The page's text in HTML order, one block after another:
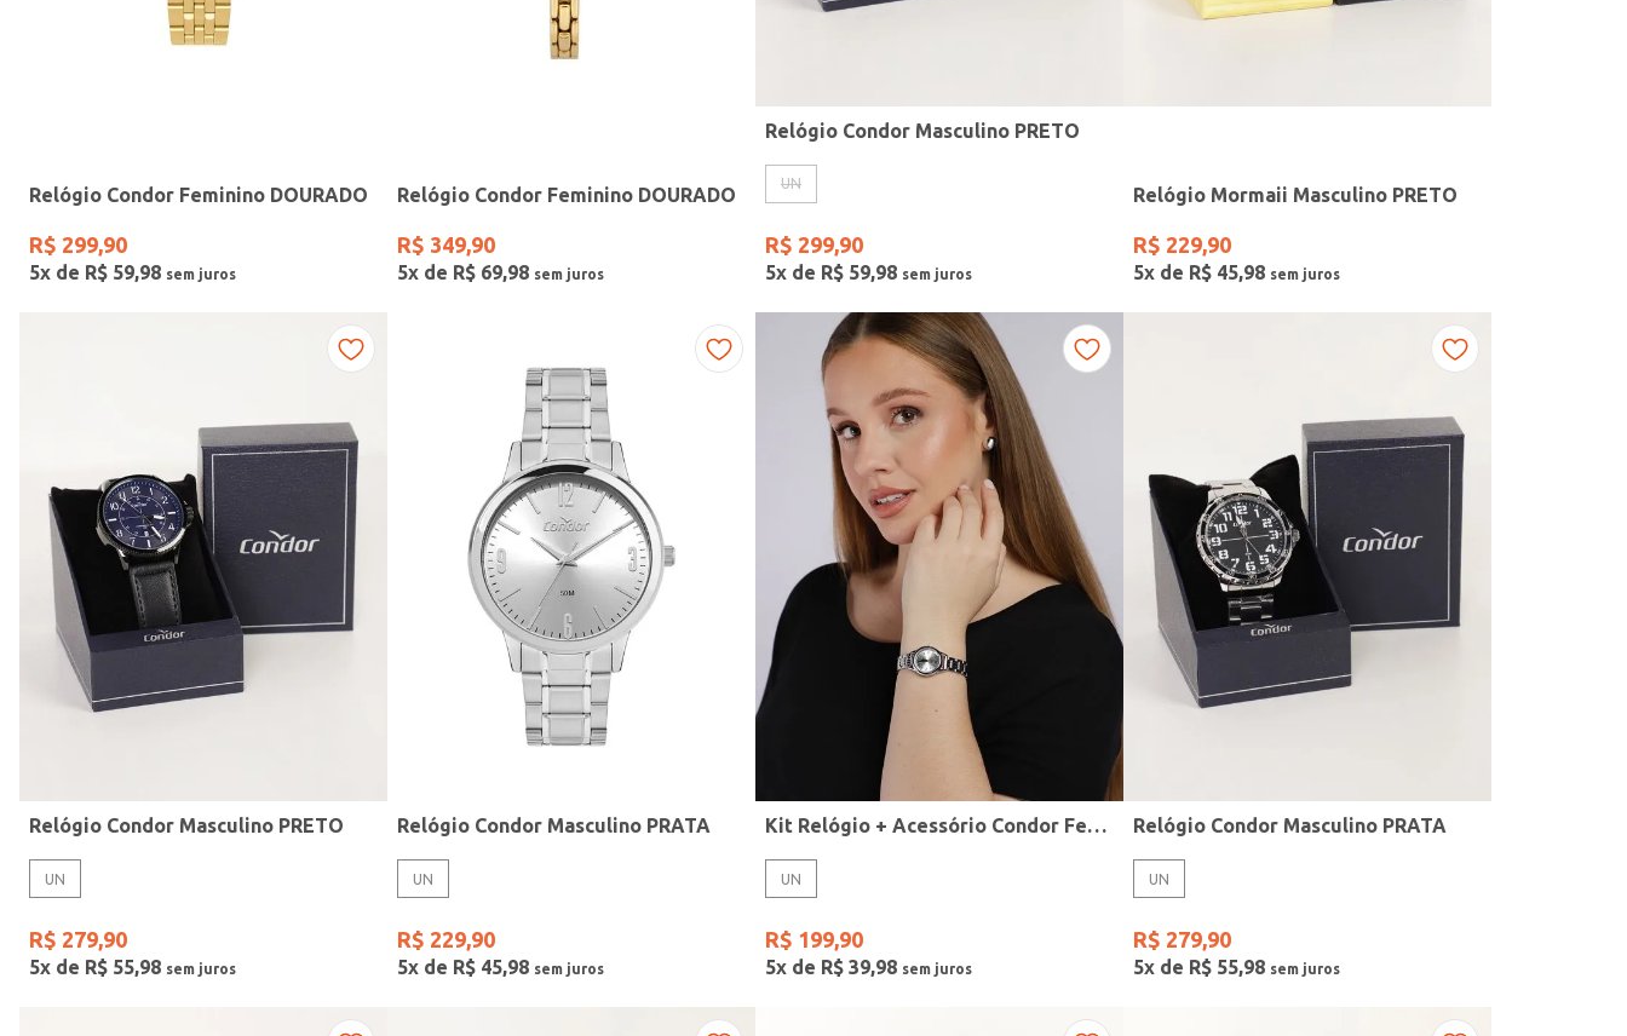
Relógio Condor Feminino DOURADO
R$ 299,90
5x de R$ 59,98
Relógio Condor Feminino DOURADO
R$ 349,90
5x de R$ 69,98
Relógio Condor Masculino PRETO
UN
R$ 299,90
5x de R$ 59,98
Relógio Mormaii Masculino PRETO
R$ 229,90
5x de R$ 45,98
Relógio Condor Masculino PRETO
UN
R$ 279,90
5x de R$ 55,98
Relógio Condor Masculino PRATA
UN
R$ 229,90
5x de R$ 45,98
Kit Relógio + Acessório Condor Feminino PRATA
UN
R$ 199,90
5x de R$ 39,98
Relógio Condor Masculino PRATA
UN
R$ 279,90
5x de R$ 55,98